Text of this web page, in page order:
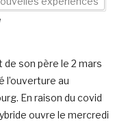
de son père le 2 mars
l’ouverture au
En raison du covid
ouvre le mercredi